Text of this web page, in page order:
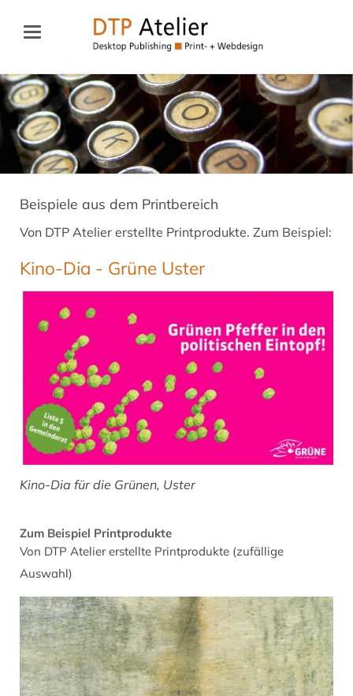
Beispiele aus dem Printbereich
Von DTP Atelier erstellte Printprodukte. Zum Beispiel:
Kino-Dia - Grüne Uster
Kino-Dia für die Grünen, Uster
Zum Beispiel Printprodukte
Von DTP Atelier erstellte Printprodukte (zufällige
Auswahl)